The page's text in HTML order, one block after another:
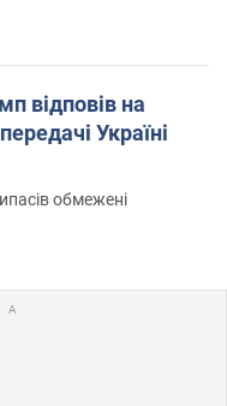
відповів на
Україні
обмежені